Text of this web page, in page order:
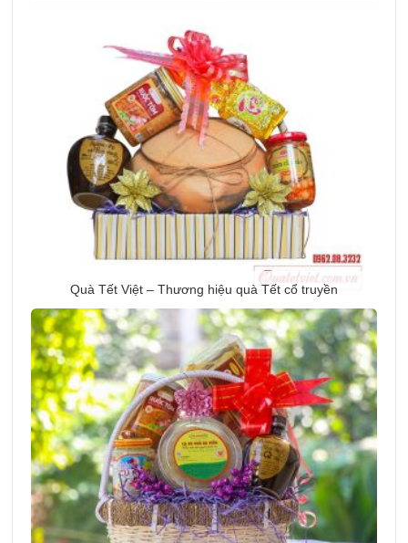
Quà Tết Việt – Thương hiệu quà Tết cổ truyền